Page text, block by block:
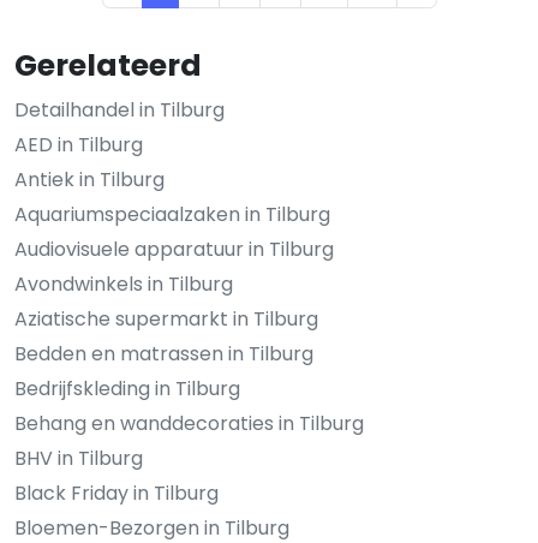
Gerelateerd
Detailhandel in Tilburg
AED in Tilburg
Antiek in Tilburg
Aquariumspeciaalzaken in Tilburg
Audiovisuele apparatuur in Tilburg
Avondwinkels in Tilburg
Aziatische supermarkt in Tilburg
Bedden en matrassen in Tilburg
Bedrijfskleding in Tilburg
Behang en wanddecoraties in Tilburg
BHV in Tilburg
Black Friday in Tilburg
Bloemen-Bezorgen in Tilburg